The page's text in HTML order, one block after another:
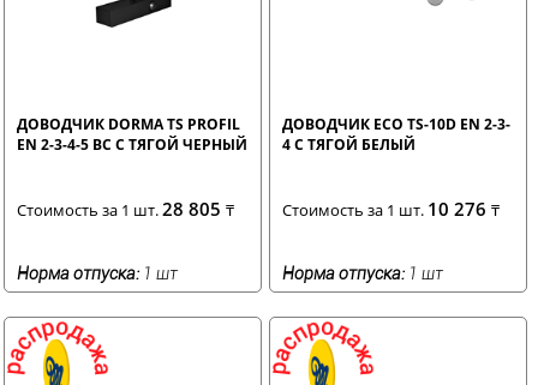
ДОВОДЧИК DORMA TS PROFIL
EN 2-3-4-5 BC С ТЯГОЙ ЧЕРНЫЙ
Стоимость за 1 шт.28 805 ₸
Норма отпуска: 1 шт
ДОВОДЧИК ECO TS-10D EN 2-3-
4 С ТЯГОЙ БЕЛЫЙ
Стоимость за 1 шт. 10 276₸
Норма отпуска: 1 шт